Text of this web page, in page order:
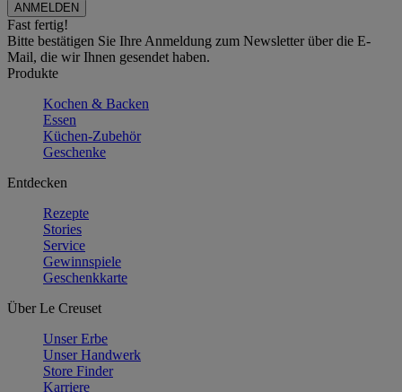
Fast fertig!
Bitte bestätigen Sie Ihre Anmeldung zum Newsletter über die E-
Mail, die wir Ihnen gesendet haben.
Produkte
Kochen & Backen
Essen
Küchen-Zubehör
Geschenke
Entdecken
Rezepte
Stories
Service
Gewinnspiele
Geschenkkarte
Über Le Creuset
Unser Erbe
Unser Handwerk
Store Finder
Karriere